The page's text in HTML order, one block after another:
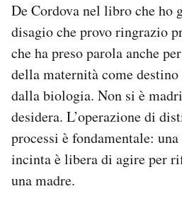
De Cordova nel libro che ho
disagio che provo ringrazio
che ha preso parola anche
della maternità come
dalla biologia. Non si è
desidera. L’operazione di
processi è fondamentale:
incinta è libera di agire per
una madre.